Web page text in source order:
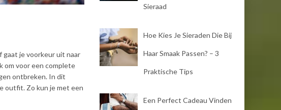
je voorkeur uit naar
om voor een complete
ontbreken. In dit
outfit. Zo kun je met een
Sieraad
Hoe Kies Je Sieraden Die Bij
Haar Smaak Passen? – 3
Praktische Tips
Een Perfect Cadeau Vinden